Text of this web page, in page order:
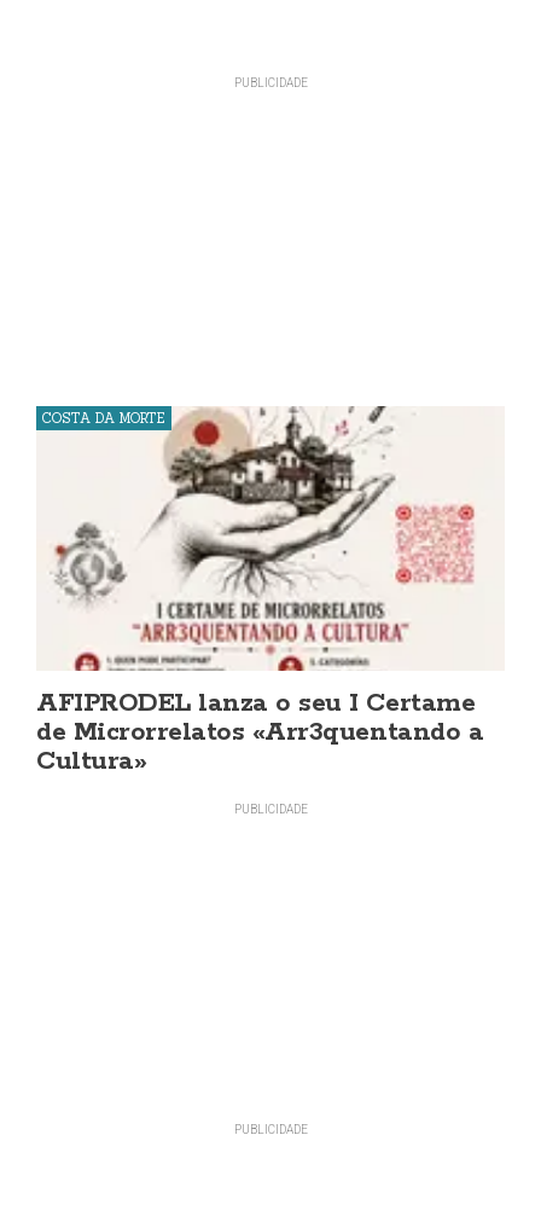
COSTA DA MORTE
AFIPRODEL lanza o seu I Certame
de Microrrelatos «Arr3quentando a
Cultura»